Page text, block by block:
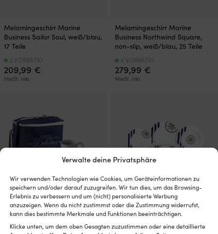
Verwalte deine Privatsphäre
Wir verwenden Technologien wie Cookies, um Geräteinformationen zu
speichern und/oder darauf zuzugreifen. Wir tun dies, um das Browsing-
Erlebnis zu verbessern und um (nicht) personalisierte Werbung
anzuzeigen. Wenn du nicht zustimmst oder die Zustimmung widerrufst,
kann dies bestimmte Merkmale und Funktionen beeinträchtigen.
Klicke unten, um dem oben Gesagten zuzustimmen oder eine detaillierte
Melamingeschirr Marine
Business Sailor Soul, weiß/blau,
17 Teile
209,99 €
MwSt. inkl.
2 VORRÄTIG
Melamingeschirr Marine
Business Northwind Square,
non-slip, weiß/blau, 25 Teile
279,99 €
MwSt. inkl.
4 VORRÄTIG
Melamingeschirr Marine
Business Harmony Perla, weiß,
17 Teile
Melamingeschirr Couleur Mer
Marina, weiß/blau, 16 Teile
1 VORRÄTIG (KANN